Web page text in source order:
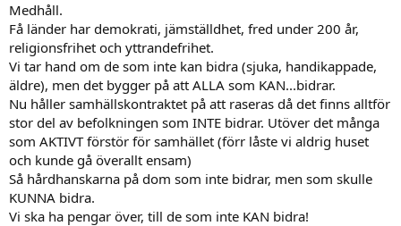
Medhåll.
Få länder har demokrati, jämställdhet, fred under 200 år,
religionsfrihet och yttrandefrihet.
Vi tar hand om de som inte kan bidra (sjuka, handikappade,
äldre), men det bygger på att ALLA som KAN...bidrar.
Nu håller samhällskontraktet på att raseras då det finns alltför
stor del av befolkningen som INTE bidrar. Utöver det många
som AKTIVT förstör för samhället (förr låste vi aldrig huset
och kunde gå överallt ensam)
Så hårdhanskarna på dom som inte bidrar, men som skulle
KUNNA bidra.
Vi ska ha pengar över, till de som inte KAN bidra!